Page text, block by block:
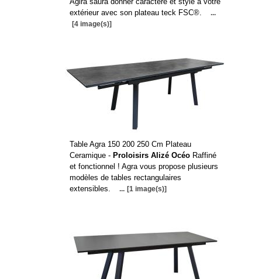
extérieur avec son plateau teck FSC®.
...
[4 image(s)]
Table Agra 150 200 250 Cm Plateau
Ceramique - Proloisirs Alizé OcéoRaffiné
et fonctionnel ! Agra vous propose plusieurs
modèles de tables rectangulaires
extensibles.
... [1 image(s)]